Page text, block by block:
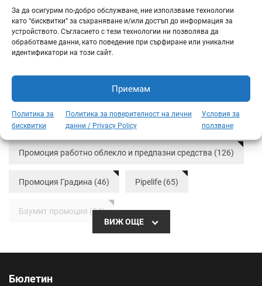
За да осигурим по-добро обслужване, ние използваме технологии
като “бисквитки” за съхраняване и/или достъп до информация за
устройството. Съгласието с тези технологии ни позволява да
обработваме данни, като поведение при сърфиране или уникални
идентификатори на този сайт.
Приемам
Политика за
бисквитки
Политика за поверителност на лични
данни / Privacy Policy
Условия за
ползване
(8.21 лв.) / бр.
(39.41 лв.) / бр.
ТАГОВЕ
Промоция работно облекло и предпазни средства (126)
Промоция Градина (46) Pipelife (65)
Баумит промоция (54)
ВИЖ ОЩЕ
Бюлетин